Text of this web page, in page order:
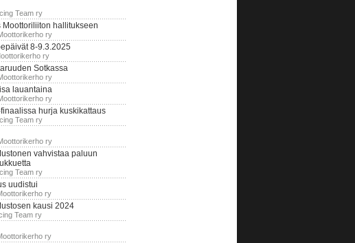
Team ry
hallitukseen
ry
8-9.3.2025
ry
Sotkassa
ry
lauantaina
ry
hurja kuskikattaus
Team ry
ry
vahvistaa paluun
Team ry
uudistui
ry
kausi 2024
Team ry
ry